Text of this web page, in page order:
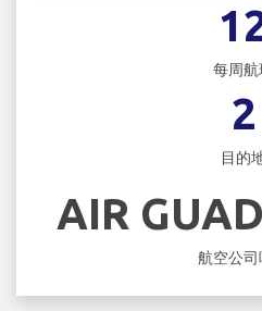
每周航
2
目的
AIR
航空公司